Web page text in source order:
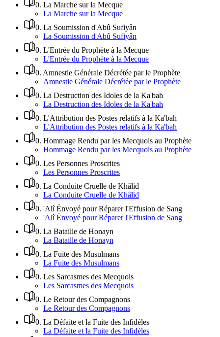
0. La Marche sur la Mecque
La Marche sur la Mecque
0. La Soumission d'Abû Sufiyân
La Soumission d'Abû Sufiyân
0. L'Entrée du Prophète à la Mecque
L'Entrée du Prophète à la Mecque
0. Amnestie Générale Décrétée par le Prophète
Amnestie Générale Décrétée par le Prophète
0. La Destruction des Idoles de la Ka'bah
La Destruction des Idoles de la Ka'bah
0. L'Attribution des Postes relatifs à la Ka'bah
L'Attribution des Postes relatifs à la Ka'bah
0. Hommage Rendu par les Mecquois au Prophète
Hommage Rendu par les Mecquois au Prophète
0. Les Personnes Proscrites
Les Personnes Proscrites
0. La Conduite Cruelle de Khâlid
La Conduite Cruelle de Khâlid
0. 'Alî Énvoyé pour Réparer l'Effusion de Sang
'Alî Énvoyé pour Réparer l'Effusion de Sang
0. La Bataille de Honayn
La Bataille de Honayn
0. La Fuite des Musulmans
La Fuite des Musulmans
0. Les Sarcasmes des Mecquois
Les Sarcasmes des Mecquois
0. Le Retour des Compagnons
Le Retour des Compagnons
0. La Défaite et la Fuite des Infidèles
La Défaite et la Fuite des Infidèles